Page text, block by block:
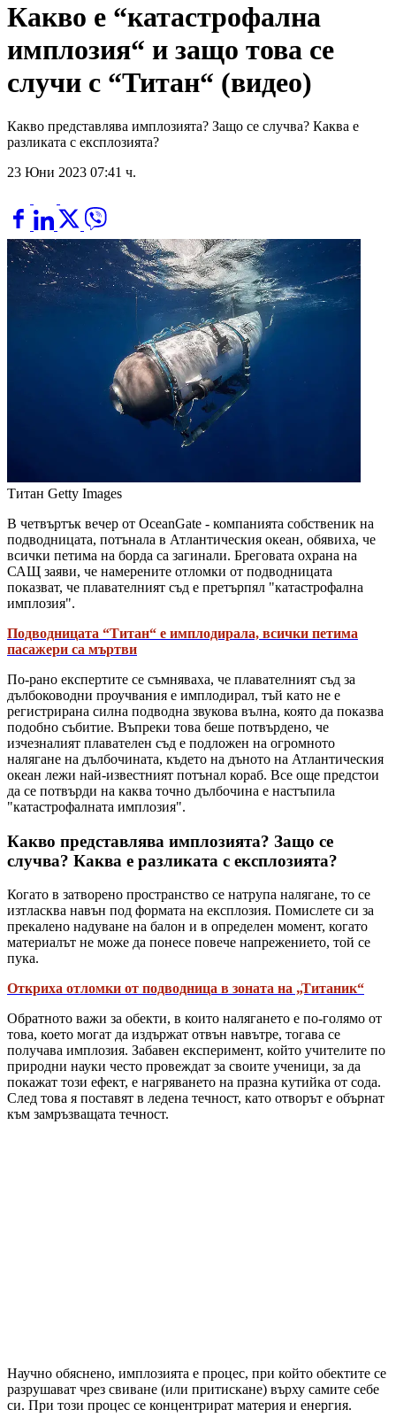
Какво е “катастрофална
имплозия“ и защо това се
случи с “Титан“ (видео)
Какво представлява имплозията? Защо се случва? Каква е
разликата с експлозията?
23 Юни 2023 07:41 ч.
Титан Getty Images
В четвъртък вечер от OceanGate - компанията собственик на
подводницата, потънала в Атлантическия океан, обявиха, че
всички петима на борда са загинали. Бреговата охрана на
САЩ заяви, че намерените отломки от подводницата
показват, че плавателният съд е претърпял "катастрофална
имплозия".
Подводницата “Титан“ е имплодирала, всички петима
пасажери са мъртви
По-рано експертите се съмняваха, че плавателният съд за
дълбоководни проучвания е имплодирал, тъй като не е
регистрирана силна подводна звукова вълна, която да показва
подобно събитие. Въпреки това беше потвърдено, че
изчезналият плавателен съд е подложен на огромното
налягане на дълбочината, където на дъното на Атлантическия
океан лежи най-известният потънал кораб. Все още предстои
да се потвърди на каква точно дълбочина е настъпила
"катастрофалната имплозия".
Какво представлява имплозията? Защо се
случва? Каква е разликата с експлозията?
Когато в затворено пространство се натрупа налягане, то се
изтласква навън под формата на експлозия. Помислете си за
прекалено надуване на балон и в определен момент, когато
материалът не може да понесе повече напрежението, той се
пука.
Откриха отломки от подводница в зоната на „Титаник“
Обратното важи за обекти, в които налягането е по-голямо от
това, което могат да издържат отвън навътре, тогава се
получава имплозия. Забавен експеримент, който учителите по
природни науки често провеждат за своите ученици, за да
покажат този ефект, е нагряването на празна кутийка от сода.
След това я поставят в ледена течност, като отворът е обърнат
към замръзващата течност.
Научно обяснено, имплозията е процес, при който обектите се
разрушават чрез свиване (или притискане) върху самите себе
си. При този процес се концентрират материя и енергия.